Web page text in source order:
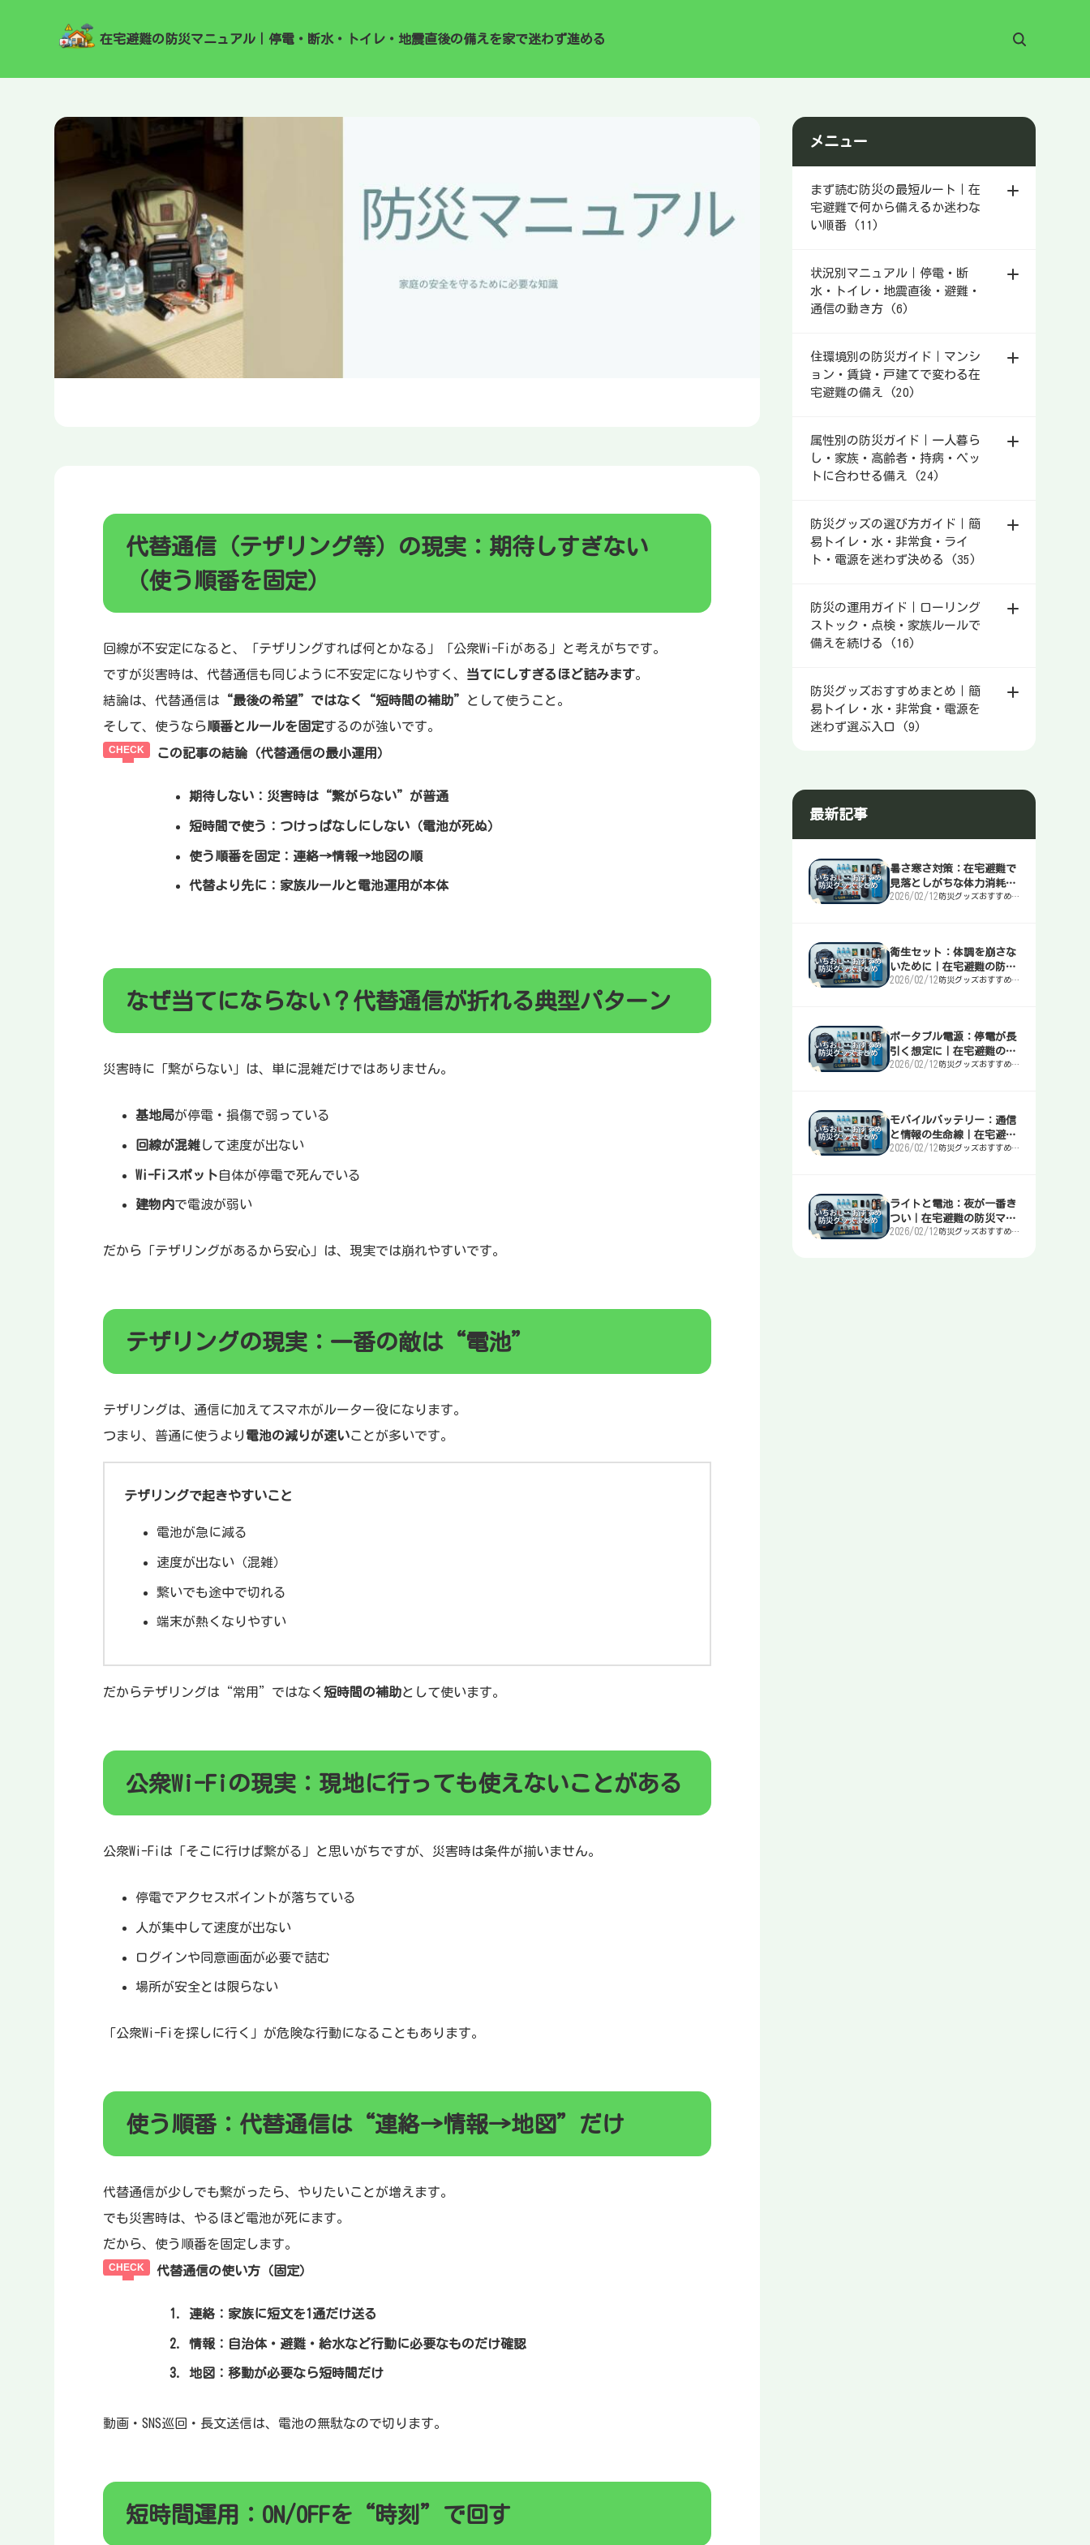
在宅避難の防災マニュアル｜停電・断水・トイレ・地震直後の備えを家で迷わず進める
代替通信（テザリング等）の現実：期待しすぎない
（使う順番を固定）
回線が不安定になると、「テザリングすれば何とかなる」「公衆Wi-Fiがある」と考えがちです。
ですが災害時は、代替通信も同じように不安定になりやすく、 当てにしすぎるほど詰みます。
結論は、代替通信は “最後の希望”ではなく“短時間の補助”
として使うこと。
そして、使うなら順番とルールを固定するのが強いです。
この記事の結論（代替通信の最小運用）
期待しない：災害時は“繋がらない”が普通
短時間で使う ：つけっぱなしにしない（電池が死ぬ）
使う順番を固定：連絡→情報→地図の順
代替より先に：家族ルールと電池運用が本体
なぜ当てにならない？代替通信が折れる典型パターン
災害時に「繋がらない」は、単に混雑だけではありません。
基地局が停電・損傷で弱っている
回線が混雑して速度が出ない
Wi-Fiスポット自体が停電で死んでいる
建物内で電波が弱い
だから「テザリングがあるから安心」は、現実では崩れやすいです。
テザリングの現実：一番の敵は“電池”
テザリングは、通信に加えてスマホがルーター役になります。
つまり、普通に使うより 電池の減りが速いことが多いです。
テザリングで起きやすいこと
電池が急に減る
速度が出ない（混雑）
繋いでも途中で切れる
端末が熱くなりやすい
だからテザリングは“常用”ではなく 短時間の補助として使います。
公衆Wi-Fiの現実：現地に行っても使えないことがある
公衆Wi-Fiは「そこに行けば繋がる」と思いがちですが、災害時は条件が揃いません。
停電でアクセスポイントが落ちている
人が集中して速度が出ない
ログインや同意画面が必要で詰む
場所が安全とは限らない
「公衆Wi-Fiを探しに行く」が危険な行動になることもあります。
使う順番：代替通信は“連絡→情報→地図”だけ
代替通信が少しでも繋がったら、やりたいことが増えます。
でも災害時は、やるほど電池が死にます。
だから、使う順番を固定します。
代替通信の使い方（固定）
連絡：家族に短文を1通だけ送る
情報：自治体・避難・給水など行動に必要なものだけ確認
地図 ：移動が必要なら短時間だけ
動画・SNS巡回・長文送信は、電池の無駄なので切ります。
短時間運用：ON/OFFを“時刻”で回す
メニュー
まず読む防災の最短ルート｜在
宅避難で何から備えるか迷わな
い順番 (11)
状況別マニュアル｜停電・断
水・トイレ・地震直後・避難・
通信の動き方 (6)
住環境別の防災ガイド｜マンシ
ョン・賃貸・戸建てで変わる在
宅避難の備え (20)
属性別の防災ガイド｜一人暮ら
し・家族・高齢者・持病・ペッ
トに合わせる備え (24)
防災グッズの選び方ガイド｜簡
易トイレ・水・非常食・ライ
ト・電源を迷わず決める (35)
防災の運用ガイド｜ローリング
ストック・点検・家族ルールで
備えを続ける (16)
防災グッズおすすめまとめ｜簡
易トイレ・水・非常食・電源を
迷わず選ぶ入口 (9)
最新記事
暑さ寒さ対策：在宅避難で
見落としがちな体力消耗を
止める｜在宅避難の防災マ
2026/02/12 防災グッズおすすめま
衛生セット：体調を崩さな
いために｜在宅避難の防災
マニュアル
2026/02/12 防災グッズおすすめま
ポータブル電源：停電が長
引く想定に｜在宅避難の防
災マニュアル
2026/02/12 防災グッズおすすめま
モバイルバッテリー：通信
と情報の生命線｜在宅避難
の防災マニュアル
2026/02/12 防災グッズおすすめま
ライトと電池：夜が一番き
つい｜在宅避難の防災マニ
ュアル
2026/02/12 防災グッズおすすめま